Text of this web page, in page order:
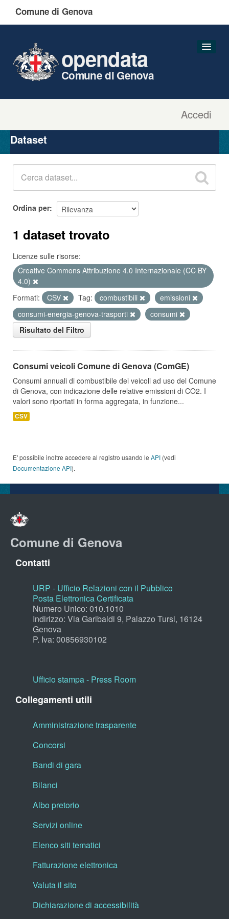
Comune di Genova
Accedi
opendata
Comune di Genova
Organizzazioni
Gruppi
Dataset
Ordina per
1 dataset trovato
Licenze sulle risorse:
Creative Commons Attribuzione 4.0 Internazionale (CC BY
4.0)
Formati:
CSV Tag: combustibili
emissioni
consumi-energia-genova-trasporti
consumi
Risultato del Filtro
Consumi veicoli Comune di Genova (ComGE)
Consumi annuali di combustibile dei veicoli ad uso del Comune
di Genova, con indicazione delle relative emissioni di CO2. I
valori sono riportati in forma aggregata, in funzione...
CSV
E' possibile inoltre accedere al registro usando le API (vedi
Documentazione API).
Comune di Genova
Contatti
URP - Ufficio Relazioni con il Pubblico
Posta Elettronica Certificata
Numero Unico: 010.1010
Indirizzo: Via Garibaldi 9, Palazzo Tursi, 16124
Genova
P. Iva: 00856930102
Ufficio stampa - Press Room
Collegamenti utili
Amministrazione trasparente
Concorsi
Bandi di gara
Bilanci
Albo pretorio
Servizi online
Elenco siti tematici
Fatturazione elettronica
Valuta il sito
Dichiarazione di accessibilità